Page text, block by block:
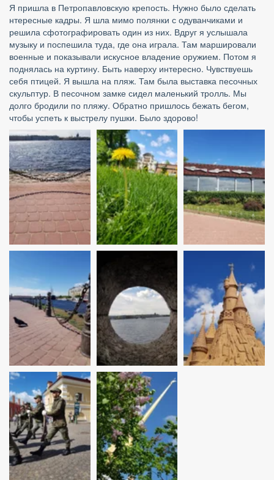
Я пришла в Петропавловскую крепость. Нужно было сделать
нтересные кадры. Я шла мимо полянки с одуванчиками и
решила сфотографировать один из них. Вдруг я услышала
музыку и поспешила туда, где она играла. Там маршировали
военные и показывали искусное владение оружием. Потом я
поднялась на куртину. Быть наверху интересно. Чувствуешь
себя птицей. Я вышла на пляж. Там была выставка песочных
скульптур. В песочном замке сидел маленький тролль. Мы
долго бродили по пляжу. Обратно пришлось бежать бегом,
чтобы успеть к выстрелу пушки. Было здорово!